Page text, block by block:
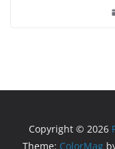
Copyright © 2026
Theme: ColorMag